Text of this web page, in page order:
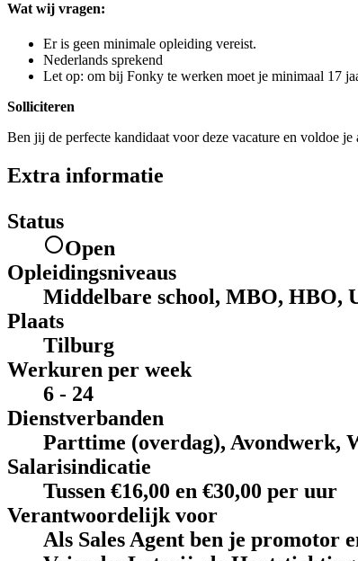
Wat wij vragen:
Er is geen minimale opleiding vereist.
Nederlands sprekend
Let op: om bij Fonky te werken moet je minimaal 17
Solliciteren
Ben jij de perfecte kandidaat voor deze vacature en voldoe
Extra informatie
Status
Open
Opleidingsniveaus
Middelbare school, MBO, HBO,
Plaats
Tilburg
Werkuren per week
6 - 24
Dienstverbanden
Parttime (overdag), Avondwerk,
Salarisindicatie
Tussen €16,00 en €30,00 per uur
Verantwoordelijk voor
Als Sales Agent ben je promotor